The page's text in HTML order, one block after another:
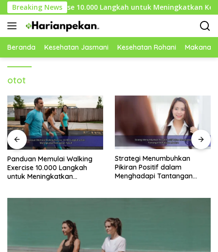
Langsung
ke
konten
Breaking News
Exercise 10.000 Langkah untuk Meningkatkan
Beranda Kesehatan Jasmani Kesehatan Rohani Makanan
otot
Strategi Menumbuhkan
Pikiran Positif dalam
Menghadapi Tantangan
Daftar Makanan dengan
Lemak Sehat untuk Menjaga
Keseimbangan Nutrisi Tubuh